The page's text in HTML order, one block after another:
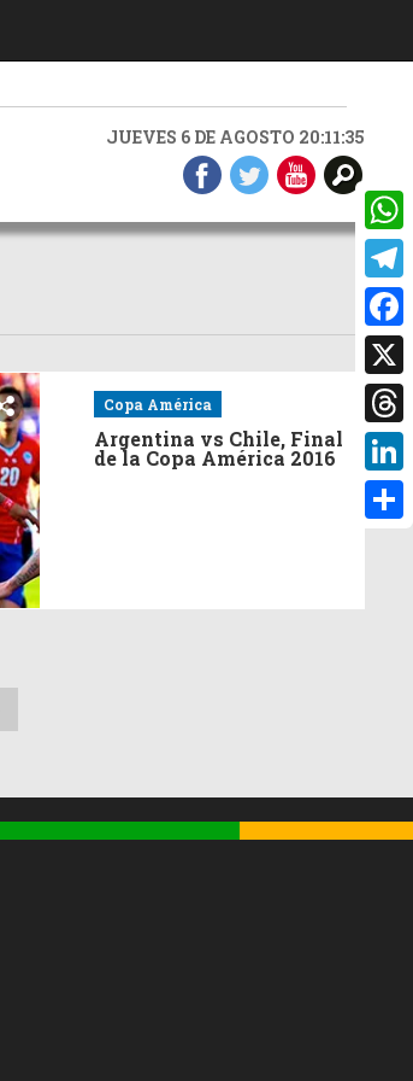
JUEVES 6 DE AGOSTO 20:11:35
Copa América
Argentina vs Chile, Final
de la Copa América 2016
X